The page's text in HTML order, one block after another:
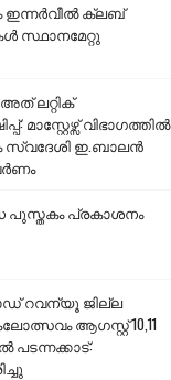
ഇന്നർവീൽ ക്ലബ്
സ്ഥാനമേറ്റു
ലറ്റിക്
മാസ്റ്റേഴ്സ് വിഭാഗത്തിൽ
സ്വദേശി ഇ.ബാലൻ
പുസ്തകം പ്രകാശനം
റവന്യൂ ജില്ല
ആഗസ്റ്റ് 10,11
പടന്നക്കാട്: